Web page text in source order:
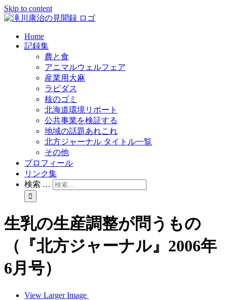
Skip to content
Home
記録集
農と食
アニマルウェルフェア
産業用大麻
ラピダス
核のゴミ
北海道環境リポート
公共事業を検証する
地域の話題あれこれ
北方ジャーナル タイトル一覧
その他
プロフィール
リンク集
検索 …
生乳の生産調整が問うもの
（『北方ジャーナル』2006年
6月号）
View Larger Image